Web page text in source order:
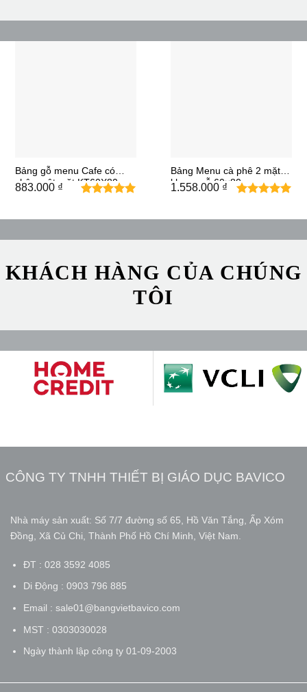
Bảng gỗ menu Cafe có
chân một mặt KT60X80
883.000 ₫
Bảng Menu cà phê 2 mặt
khung gỗ 60×80
1.558.000 ₫
KHÁCH HÀNG CỦA CHÚNG
TÔI
CÔNG TY TNHH THIẾT BỊ GIÁO DỤC BAVICO
Nhà máy sản xuất: Số 7/7 đường số 65, Hồ Văn Tắng, Ấp Xóm
Đồng, Xã Củ Chi, Thành Phố Hồ Chí Minh, Việt Nam.
ĐT : 028 3592 4085
Di Động : 0903 796 885
Email : sale01@bangvietbavico.com
MST : 0303030028
Ngày thành lập công ty 01-09-2003